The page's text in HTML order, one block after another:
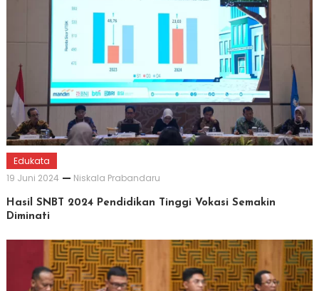
Edukata
19 Juni 2024
Niskala Prabandaru
Hasil SNBT 2024 Pendidikan Tinggi Vokasi Semakin
Diminati